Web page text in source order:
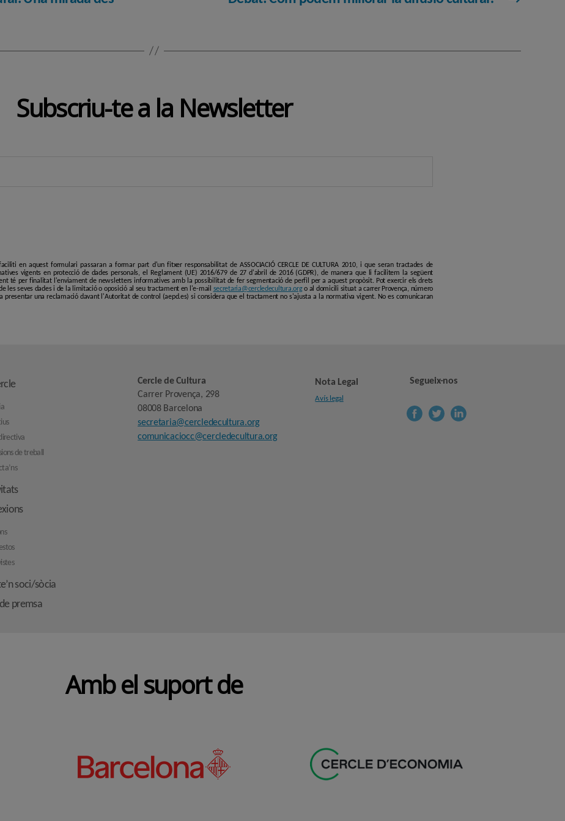
Subscriu-te a la Newsletter
en aquest formulari passaran a formar part d'un fitxer responsabilitat de ASSOCIACIÓ CERCLE DE CULTURA 2010, i que seran tractades de
vigents en protecció de dades personals, el Reglament (UE) 2016/679 de 27 d'abril de 2016 (GDPR), de manera que li facilitem la següent
té per finalitat l'enviament de newsletters informatives amb la possibilitat de fer segmentació de perfil per a aquest propòsit. Pot exercir els drets
les seves dades i de la limitació o oposició al seu tractament en l'e-mail secretaria@cercledecultura.orgo al domicili situat a carrer Provença, número
presentar una reclamació davant l'Autoritat de control (aepd.es) si considera que el tractament no s'ajusta a la normativa vigent. No es comunicaran
de treball
soci/sòcia
premsa
Cercle de Cultura
Carrer Provença, 298
08008 Barcelona
secretaria@cercledecultura.org
comunicaciocc@cercledecultura.org
Nota Legal
Avís legal
Segueix-nos
Amb el suport de